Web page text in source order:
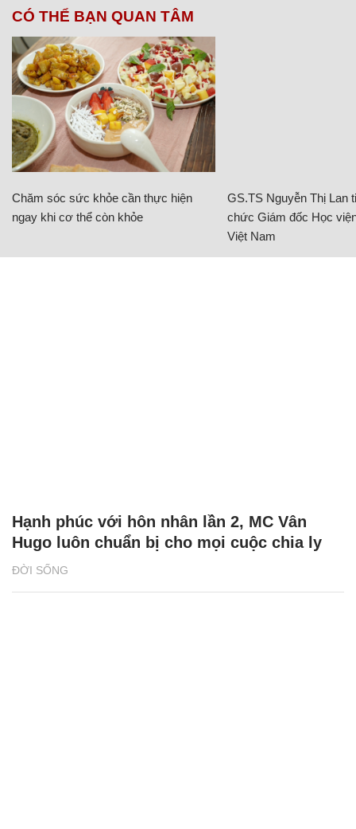
CÓ THỂ BẠN QUAN TÂM
Chăm sóc sức khỏe cần thực hiện
ngay khi cơ thể còn khỏe
GS.TS Nguyễn Thị Lan
chức Giám đốc Học
Việt Nam
Hạnh phúc với hôn nhân lần 2, MC Vân
Hugo luôn chuẩn bị cho mọi cuộc chia ly